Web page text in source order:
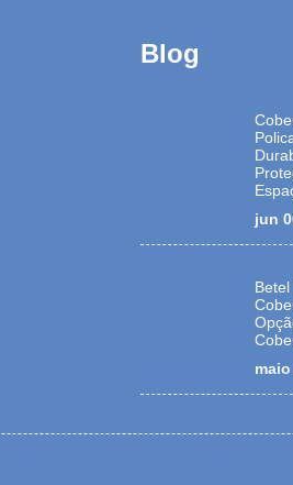
Blog
jun
Betel